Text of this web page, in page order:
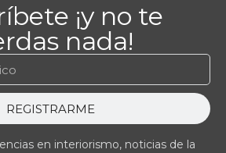
¡y no te
nada!
REGISTRARME
en interiorismo, noticias de la